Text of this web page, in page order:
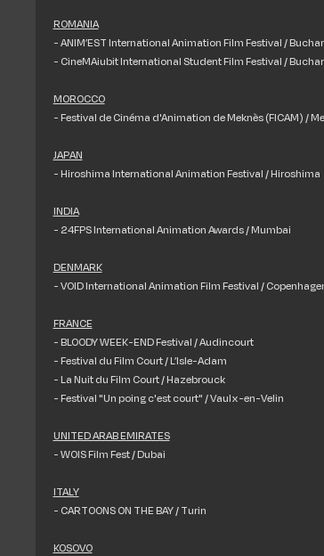
ROMANIA
- ANIM’EST International Animation Film Festival /
- CineMAiubit International Student Film Festival /
MOROCCO
- Festival de Cinéma d'Animation de Meknès (FICAM) /
JAPAN
- Hiroshima International Animation Festival / Hiroshima
INDIA
- 24FPS International Animation Awards / Mumbai
DENMARK
- VOID International Animation Film Festival /
FRANCE
- BLOODY WEEK-END Festival / Audincourt
- Festival du Film Court / L’Isle-Adam
- La Nuit du Film Court / Hazebrouck
- Festival "Un poing c'est court" / Vaulx-en-Velin
UNITED ARAB EMIRATES
- WOIS Film Fest / Dubai
ITALY
- CARTOONS ON THE BAY / Turin
KOSOVO